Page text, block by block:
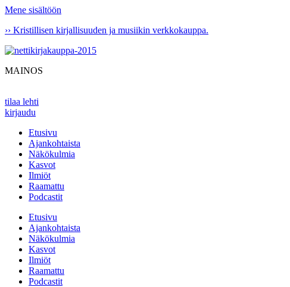
Mene sisältöön
›› Kristillisen kirjallisuuden ja musiikin verkkokauppa.
MAINOS
tilaa lehti
kirjaudu
Etusivu
Ajankohtaista
Näkökulmia
Kasvot
Ilmiöt
Raamattu
Podcastit
Etusivu
Ajankohtaista
Näkökulmia
Kasvot
Ilmiöt
Raamattu
Podcastit